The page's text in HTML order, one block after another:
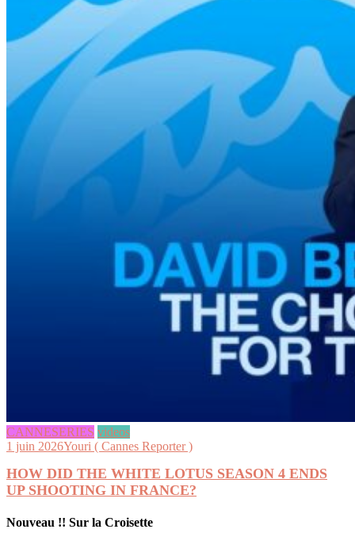
CANNESERIES videos
1 juin 2026Youri ( Cannes Reporter )
HOW DID THE WHITE LOTUS SEASON 4 ENDS
UP SHOOTING IN FRANCE?
Nouveau !! Sur la Croisette